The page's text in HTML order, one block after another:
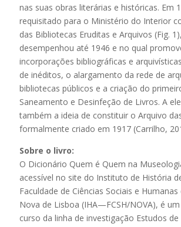
nas suas obras literárias e históricas. Em
requisitado para o Ministério do Interior
das Bibliotecas Eruditas e Arquivos (Fig.
desempenhou até 1946 e no qual
incorporações bibliográficas e
de inéditos, o alargamento da rede de
bibliotecas públicos e a criação do
Saneamento e Desinfeção de Livros. A
também a ideia de constituir o Arquivo
formalmente criado em 1917 (Carrilho,
Sobre o livro:
O Dicionário Quem é Quem na
acessível no site do Instituto de História
Faculdade de Ciências Sociais e
Nova de Lisboa (IHA—FCSH/NOVA), é
curso da linha de investigação Estudos